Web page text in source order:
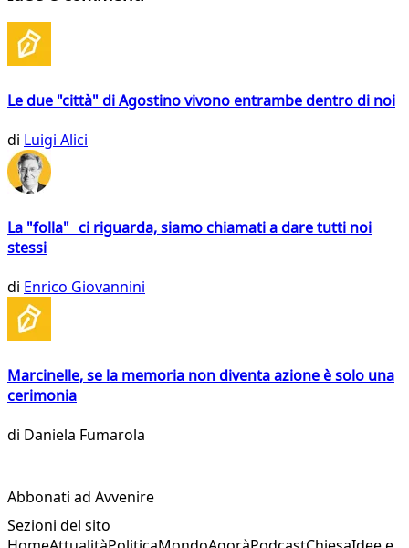
Le due "città" di Agostino vivono entrambe dentro di noi
di Luigi Alici
La "folla" ci riguarda, siamo chiamati a dare tutti noi
stessi
di Enrico Giovannini
Marcinelle, se la memoria non diventa azione è solo una
cerimonia
di Daniela Fumarola
Abbonati ad Avvenire
Sezioni del sito